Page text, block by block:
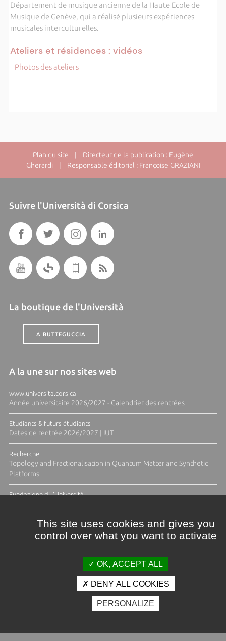
Département de musique ancienne de la Haute Ecole de
Musique de Genève, qui a réalisé plusieurs expériences
musicales interculturelles.
Ateliers et résidences : vidéos
Photos des ateliers
Plan du site | Directeur de la publication : Eugène
Gherardi | Responsable éditorial : Françoise GRAZIANI
Suivre l'Università di Corsica
La boutique de l'Università
A BUTTEGUCCIA
A la une sur nos sites web
www.universita.corsica
Année universitaire 2026/2027 - Calendrier des rentrées
Etudiants & futurs étudiants
Dates de rentrée 2026/2027 | IUT
Recherche
Topology and Fractionalisation in Quantum Matter and Synthetic
Platforms
Fundazione di l'Università
Crédits et mentions légales
Espace presse
Photothèque
This site uses cookies and gives you
control over what you want to activate
OK, ACCEPT ALL
DENY ALL COOKIES
PERSONALIZE